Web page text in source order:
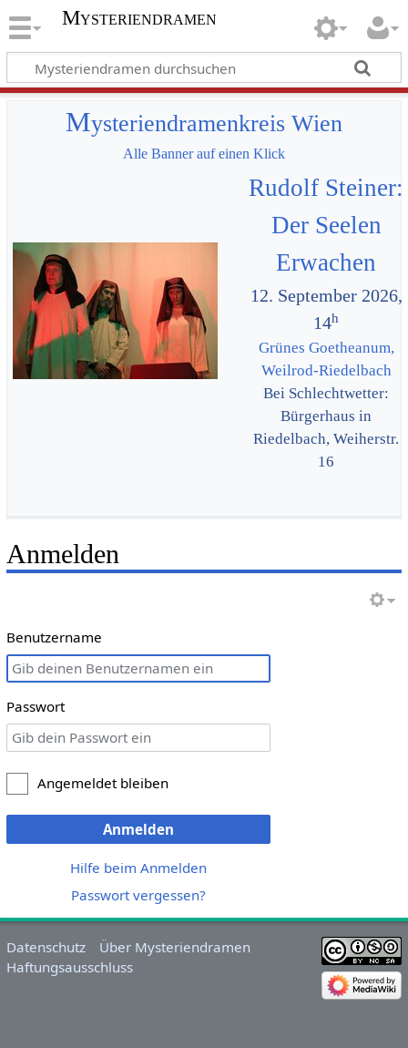
Mysteriendramen
Mysteriendramenkreis Wien
Alle Banner auf einen Klick
Rudolf Steiner:
Der Seelen
Erwachen
12. September 2026,
14h
Grünes Goetheanum,
Weilrod-Riedelbach
Bei Schlechtwetter:
Bürgerhaus in
Riedelbach, Weiherstr.
16
Anmelden
Benutzername
Passwort
Angemeldet bleiben
Anmelden
Hilfe beim Anmelden
Passwort vergessen?
Datenschutz
Über Mysteriendramen
Haftungsausschluss